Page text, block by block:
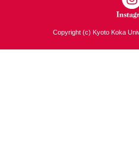
Copyright (c) Kyoto Koka